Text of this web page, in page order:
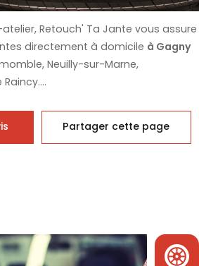
Retouch' Ta Jante vous assure
directement à domicile à Gagny
Neuilly-sur-Marne,
Partager cette page